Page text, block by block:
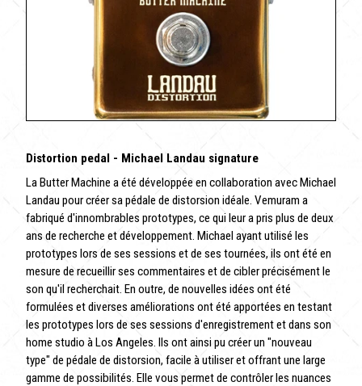
Distortion pedal - Michael Landau signature
La Butter Machine a été développée en collaboration avec Michael
Landau pour créer sa pédale de distorsion idéale. Vemuram a
fabriqué d'innombrables prototypes, ce qui leur a pris plus de deux
ans de recherche et développement. Michael ayant utilisé les
prototypes lors de ses sessions et de ses tournées, ils ont été en
mesure de recueillir ses commentaires et de cibler précisément le
son qu'il recherchait. En outre, de nouvelles idées ont été
formulées et diverses améliorations ont été apportées en testant
les prototypes lors de ses sessions d'enregistrement et dans son
home studio à Los Angeles. Ils ont ainsi pu créer un "nouveau
type" de pédale de distorsion, facile à utiliser et offrant une large
gamme de possibilités. Elle vous permet de contrôler les nuances